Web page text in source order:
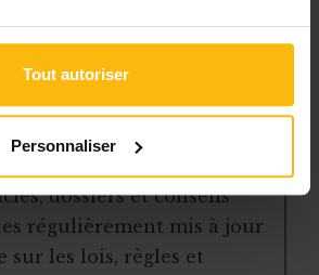
Tout autoriser
Personnaliser
libre à l’ensemble des
dossiers et conseils
régulièrement mis à jour
sur les lois, règles et